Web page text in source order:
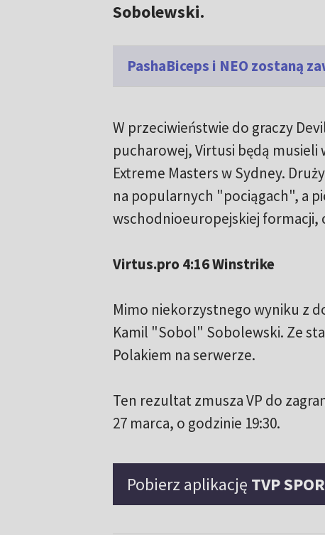
Sobolewski.
PashaBiceps i NEO zostaną
W przeciwieństwie do graczy
pucharowej, Virtusi będą
Extreme Masters w Sydney.
na popularnych "pociągach", a
wschodnioeuropejskiej formacji,
Virtus.pro 4:16 Winstrike
Mimo niekorzystnego wyniku z
Kamil "Sobol" Sobolewski. Ze
Polakiem na serwerze.
Ten rezultat zmusza VP do
27 marca, o godzinie 19:30.
Pobierz aplikację TVP